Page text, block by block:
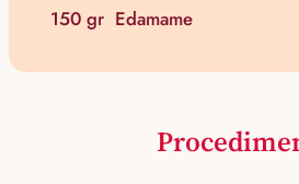
150 gr Edamame